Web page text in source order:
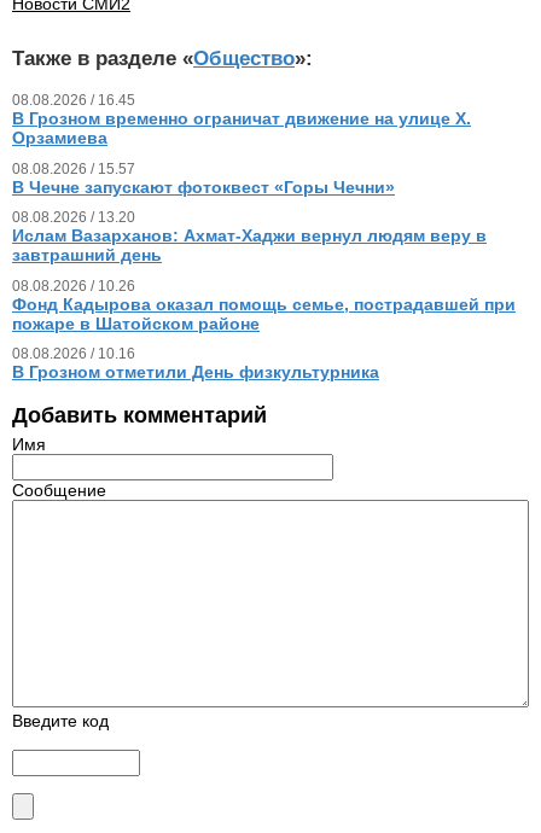
Также в разделе «Общество»:
08.08.2026 / 16.45
В Грозном временно ограничат движение на улице Х.
Орзамиева
08.08.2026 / 15.57
В Чечне запускают фотоквест «Горы Чечни»
08.08.2026 / 13.20
Ислам Вазарханов: Ахмат-Хаджи вернул людям веру в
завтрашний день
08.08.2026 / 10.26
Фонд Кадырова оказал помощь семье, пострадавшей при
пожаре в Шатойском районе
08.08.2026 / 10.16
В Грозном отметили День физкультурника
Добавить комментарий
Имя
Сообщение
Введите код